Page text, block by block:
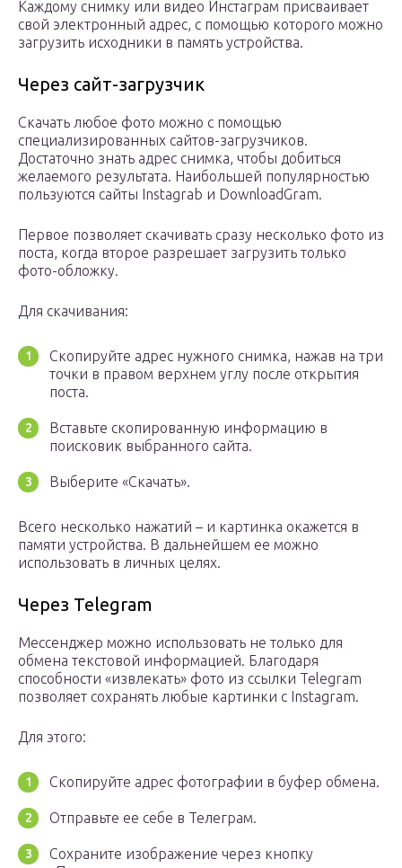
Каждому снимку или видео Инстаграм присваивает
свой электронный адрес, с помощью которого можно
загрузить исходники в память устройства.
Через сайт-загрузчик
Скачать любое фото можно с помощью
специализированных сайтов-загрузчиков.
Достаточно знать адрес снимка, чтобы добиться
желаемого результата. Наибольшей популярностью
пользуются сайты Instagrab и DownloadGram.
Первое позволяет скачивать сразу несколько фото из
поста, когда второе разрешает загрузить только
фото-обложку.
Для скачивания:
Скопируйте адрес нужного снимка, нажав на три
точки в правом верхнем углу после открытия
поста.
Вставьте скопированную информацию в
поисковик выбранного сайта.
Выберите «Скачать».
Всего несколько нажатий – и картинка окажется в
памяти устройства. В дальнейшем ее можно
использовать в личных целях.
Через Telegram
Мессенджер можно использовать не только для
обмена текстовой информацией. Благодаря
способности «извлекать» фото из ссылки Telegram
позволяет сохранять любые картинки с Instagram.
Для этого:
Скопируйте адрес фотографии в буфер обмена.
Отправьте ее себе в Телеграм.
Сохраните изображение через кнопку